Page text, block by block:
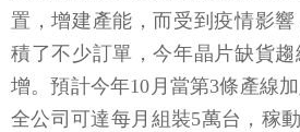
置，增建產能，而受到疫情影
積了不少訂單，今年晶片缺貨
增。預計今年10月當第3條產線
全公司可達每月組裝5萬台，稼